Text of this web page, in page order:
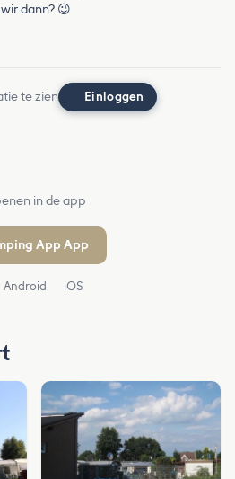
dann? 😉
te zien Einloggen
in de app
App App
Android iOS